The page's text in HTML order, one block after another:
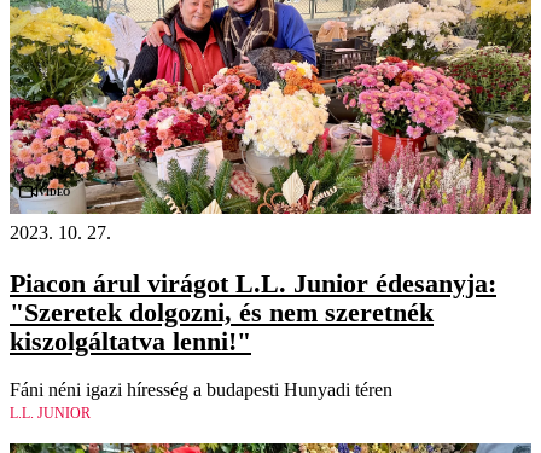
Videó
2023. 10. 27.
Piacon árul virágot L.L. Junior édesanyja:
"Szeretek dolgozni, és nem szeretnék
kiszolgáltatva lenni!"
Fáni néni igazi híresség a budapesti Hunyadi téren
L.L. JUNIOR